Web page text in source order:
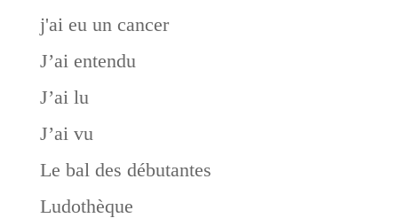
j'ai eu un cancer
J’ai entendu
J’ai lu
J’ai vu
Le bal des débutantes
Ludothèque